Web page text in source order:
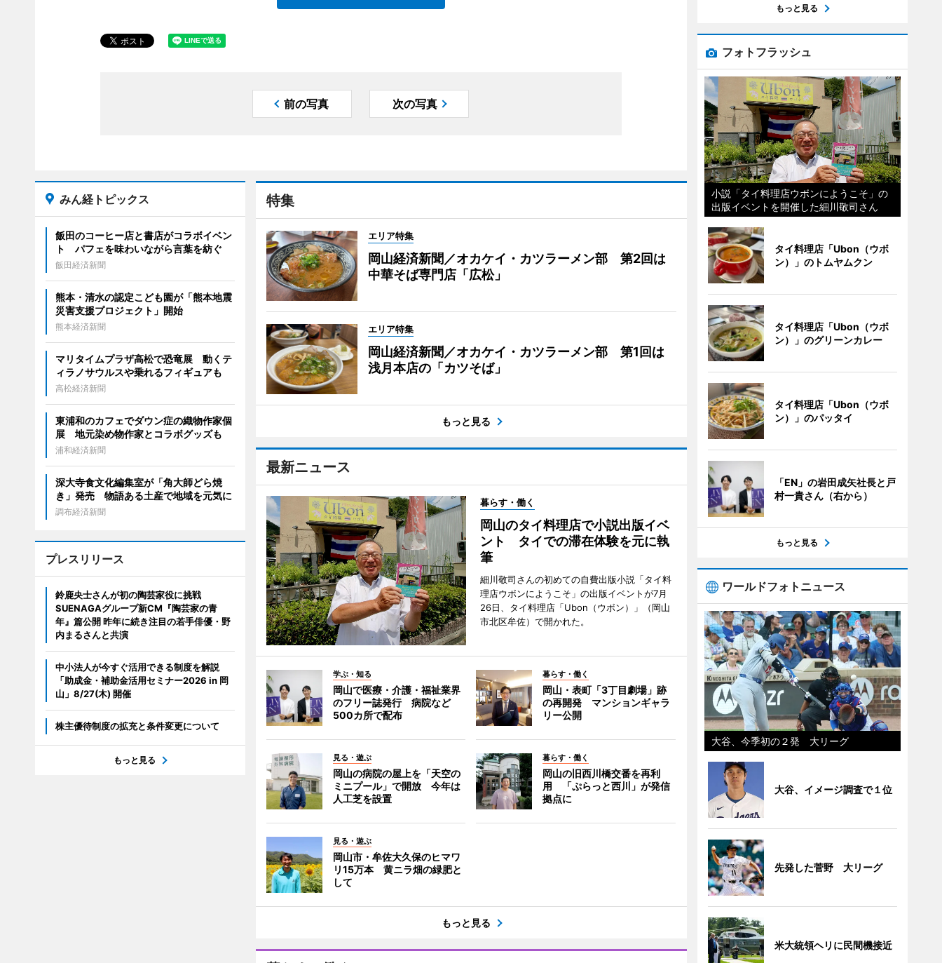
前の写真 次の写真
特集
エリア特集
岡山経済新聞／オカケイ・カツラーメン部 第2回は
中華そば専門店「広松」
エリア特集
岡山経済新聞／オカケイ・カツラーメン部 第1回は
浅月本店の「カツそば」
もっと見る
最新ニュース
暮らす・働く
岡山のタイ料理店で小説出版イベ
ント タイでの滞在体験を元に執
筆
細川敬司さんの初めての自費出版小説「タイ料
理店ウボンにようこそ」の出版イベントが7月
26日、タイ料理店「Ubon（ウボン）」（岡山
市北区牟佐）で開かれた。
学ぶ・知る
岡山で医療・介護・福祉業界
のフリー誌発行 病院など
500カ所で配布
暮らす・働く
岡山・表町「3丁目劇場」跡
の再開発 マンションギャラ
リー公開
見る・遊ぶ
岡山の病院の屋上を「天空の
ミニプール」で開放 今年は
人工芝を設置
暮らす・働く
岡山の旧西川橋交番を再利
用 「ぷらっと西川」が発信
拠点に
見る・遊ぶ
岡山市・牟佐大久保のヒマワ
リ15万本 黄ニラ畑の緑肥と
して
もっと見る
みん経トピックス
飯田のコーヒー店と書店がコラボイベン
ト パフェを味わいながら言葉を紡ぐ
飯田経済新聞
熊本・清水の認定こども園が「熊本地震
災害支援プロジェクト」開始
熊本経済新聞
マリタイムプラザ高松で恐竜展 動くテ
ィラノサウルスや乗れるフィギュアも
高松経済新聞
東浦和のカフェでダウン症の織物作家個
展 地元染め物作家とコラボグッズも
浦和経済新聞
深大寺食文化編集室が「角大師どら焼
き」発売 物語ある土産で地域を元気に
調布経済新聞
プレスリリース
鈴鹿央士さんが初の陶芸家役に挑戦
SUENAGAグループ新CM『陶芸家の青
年』篇公開 昨年に続き注目の若手俳優・野
内まるさんと共演
中小法人が今すぐ活用できる制度を解説
「助成金・補助金活用セミナー2026 in 岡
山」8/27(木) 開催
株主優待制度の拡充と条件変更について
もっと見る
もっと見る
フォトフラッシュ
小説「タイ料理店ウボンにようこそ」の
出版イベントを開催した細川敬司さん
タイ料理店「Ubon（ウボ
ン）」のトムヤムクン
タイ料理店「Ubon（ウボ
ン）」のグリーンカレー
タイ料理店「Ubon（ウボ
ン）」のパッタイ
「EN」の岩田成矢社長と戸
村一貴さん（右から）
もっと見る
ワールドフォトニュース
大谷、今季初の２発 大リーグ
大谷、イメージ調査で１位
先発した菅野 大リーグ
米大統領ヘリに民間機接近